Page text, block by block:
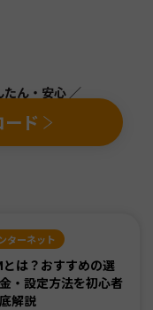
ん・安心 ／
ド
ターネット
は？おすすめの選
・設定方法を初心者
解説